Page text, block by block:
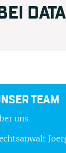
TEAM
uns